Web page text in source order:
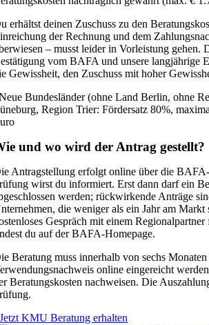
erhältst deinen Zuschuss zu den
der Rechnung und dem
– musst leider inVorleistung gehen.
vom BAFA und unsere langjährige
Gewissheit, den Zuschuss mit hoher
Bundesländer (ohne Land Berlin, ohne
Region Trier: Fördersatz 80%,
und wo wird der Antrag gestellt?
Antragstellung erfolgt online über die
wirst du informiert. Erst dann darf ein
werden; rückwirkende Anträge
die weniger als ein Jahr am Markt
Gespräch mit einem
du auf der BAFA-Homepage.
Beratung muss innerhalb von sechs
online eingereicht
Beratungskosten nachweisen. Die
Jetzt KMU Beratung erhalten